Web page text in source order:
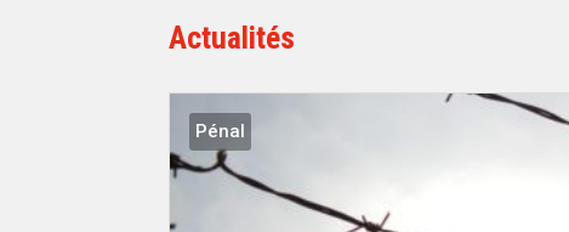
Actualités
Pénal